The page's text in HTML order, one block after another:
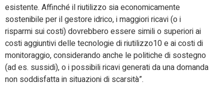
esistente. Affinché il riutilizzo sia economicamente
sostenibile per il gestore idrico, i maggiori ricavi (o i
risparmi sui costi) dovrebbero essere simili o superiori ai
costi aggiuntivi delle tecnologie di riutilizzo10e ai costi di
monitoraggio, considerando anche le politiche di sostegno
(ad es. sussidi), o i possibili ricavi generati da una domanda
non soddisfatta in situazioni di scarsità”.